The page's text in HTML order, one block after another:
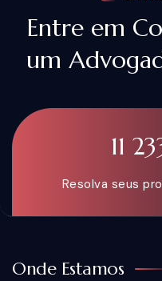
Entre em
um
11
Resolva seus
Onde Estamos